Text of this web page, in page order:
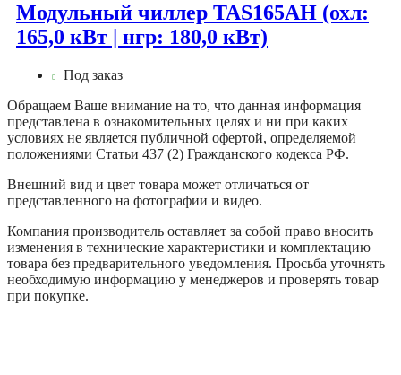
Модульный чиллер TAS165AH (охл:
165,0 кВт | нгр: 180,0 кВт)
Под заказ
Обращаем Ваше внимание на то, что данная информация
представлена в ознакомительных целях и ни при каких
условиях не является публичной офертой, определяемой
положениями Статьи 437 (2) Гражданского кодекса РФ.
Внешний вид и цвет товара может отличаться от
представленного на фотографии и видео.
Компания производитель оставляет за собой право вносить
изменения в технические характеристики и комплектацию
товара без предварительного уведомления. Просьба уточнять
необходимую информацию у менеджеров и проверять товар
при покупке.